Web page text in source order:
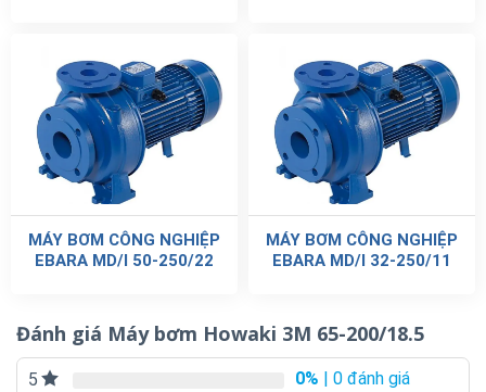
MÁY BƠM CÔNG NGHIỆP
EBARA MD/I 50-250/22
MÁY BƠM CÔNG NGHIỆP
EBARA MD/I 32-250/11
Đánh giá Máy bơm Howaki 3M 65-200/18.5
5 0% | 0 đánh giá